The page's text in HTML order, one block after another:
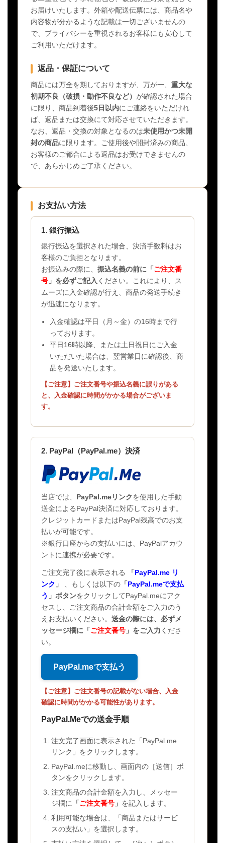
お届けいたします。外箱や配送伝票には、商品名や
内容物が分かるような記載は一切ございませんの
で、プライバシーを重視されるお客様にも安心して
ご利用いただけます。
返品・保証について
商品には万全を期しておりますが、万が一、 重大な
初期不良（破損・動作不良など） が確認された場合
に限り、商品到着後5日以内にご連絡をいただけれ
ば、返品または交換にて対応させていただきます。
なお、返品・交換の対象となるのは未使用かつ未開
封の商品に限ります。ご使用後や開封済みの商品、
お客様のご都合による返品はお受けできませんの
で、あらかじめご了承ください。
お支払い方法
1. 銀行振込
銀行振込を選択された場合、決済手数料はお
客様のご負担となります。
お振込みの際に、 振込名義の前に「 ご注文番
号 」を必ずご記入 ください。これにより、ス
ムーズに入金確認が行え、商品の発送手続き
が迅速になります。
入金確認は平日（月～金）の16時まで行
っております。
平日16時以降、または土日祝日にご入金
いただいた場合は、翌営業日に確認後、商
品を発送いたします。
【ご注意】ご注文番号や振込名義に誤りがある
と、入金確認に時間がかかる場合がございま
す。
2. PayPal（PayPal.me）決済
当店では、 PayPal.meリンクを使用した手動
送金によるPayPal決済に対応しております。
クレジットカードまたはPayPal残高でのお支
払いが可能です。
※銀行口座からの支払いには、PayPalアカウ
ントに連携が必要です。
ご注文完了後に表示される 「 PayPal.me リ
ンク 」 、もしくは以下の 「 PayPal.meで支払
う 」ボタンをクリックしてPayPal.meにアク
セスし、ご注文商品の合計金額をご入力のう
えお支払いください。 送金の際には、必ずメ
ッセージ欄に 「 ご注文番号 」 をご入力 くださ
い。
PayPal.meで支払う
【ご注意】ご注文番号の記載がない場合、入金
確認に時間がかかる可能性があります。
PayPal.Meでの送金手順
注文完了画面に表示された「PayPal.me
リンク」をクリックします。
PayPal.meに移動し、画面内の［送信］ボ
タンをクリックします。
注文商品の合計金額を入力し、メッセー
ジ欄に
「 ご注文番号 」 を記入します。
利用可能な場合は、「商品またはサービ
スの支払い」を選択します。